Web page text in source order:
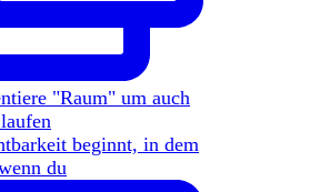
beginnt, in dem
du